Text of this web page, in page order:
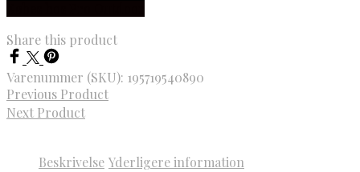
Share this product
Varenummer (SKU): 195719540890
Previous Product
Next Product
Beskrivelse Yderligere information